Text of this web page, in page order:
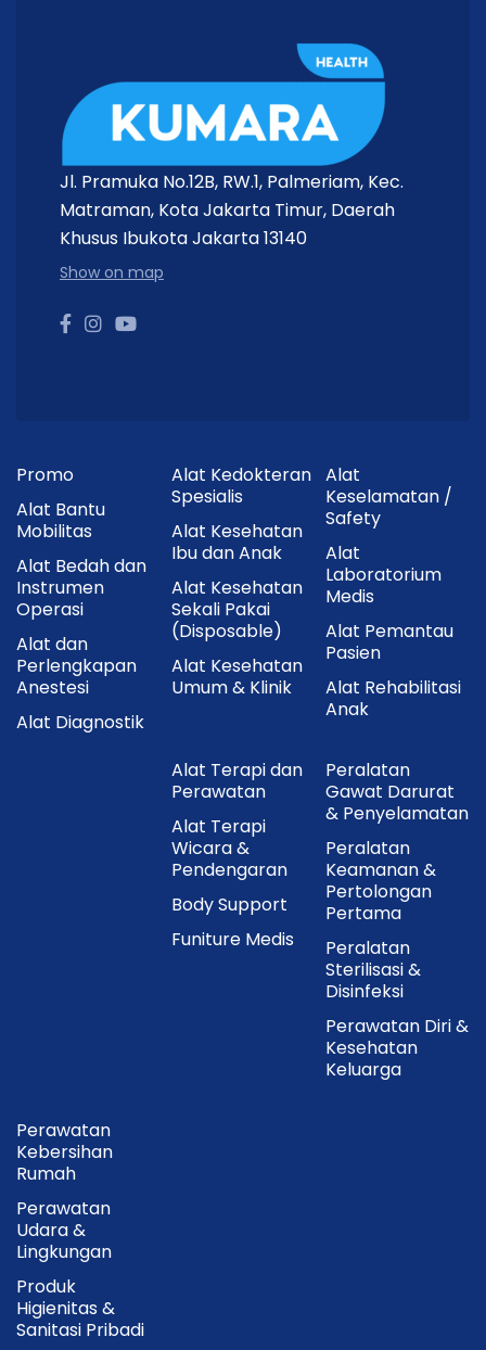
Jl. Pramuka No.12B, RW.1, Palmeriam, Kec.
Matraman, Kota Jakarta Timur, Daerah
Khusus Ibukota Jakarta 13140
Show on map
Promo
Alat Bantu
Mobilitas
Alat Bedah dan
Instrumen
Operasi
Alat dan
Perlengkapan
Anestesi
Alat Diagnostik
Alat Kedokteran
Spesialis
Alat Kesehatan
Ibu dan Anak
Alat Kesehatan
Sekali Pakai
(Disposable)
Alat Kesehatan
Umum & Klinik
Alat
Keselamatan /
Safety
Alat
Laboratorium
Medis
Alat Pemantau
Pasien
Alat Rehabilitasi
Anak
Alat Terapi dan
Perawatan
Alat Terapi
Wicara &
Pendengaran
Body Support
Funiture Medis
Peralatan
Gawat Darurat
& Penyelamatan
Peralatan
Keamanan &
Pertolongan
Pertama
Peralatan
Sterilisasi &
Disinfeksi
Perawatan Diri &
Kesehatan
Keluarga
Perawatan
Kebersihan
Rumah
Perawatan
Udara &
Lingkungan
Produk
Higienitas &
Sanitasi Pribadi